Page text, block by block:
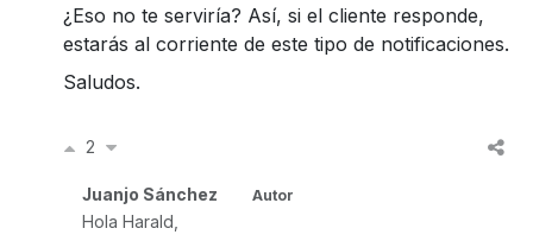
¿Eso no te serviría? Así, si el cliente responde,
estarás al corriente de este tipo de notificaciones.
Saludos.
2
Juanjo Sánchez Autor
Hola Harald,